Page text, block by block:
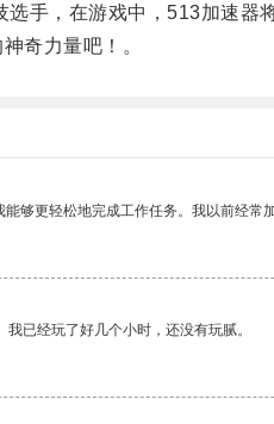
，在游戏中，513加速器将
奇力量吧！。
够更轻松地完成工作任务。我以前经常
已经玩了好几个小时，还没有玩腻。